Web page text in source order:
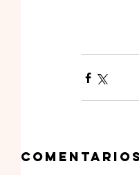
Comentarios